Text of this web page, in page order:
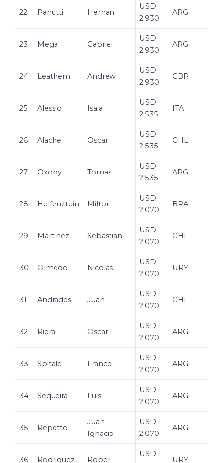
22 Panutti Hernan
USD
2.930
ARG
23 Mega Gabriel
USD
2.930
ARG
24 Leathem Andrew
USD
2.930
GBR
25 Alessio Isaia
USD
2.535
ITA
26 Alache Oscar
USD
2.535
CHL
27 Oxoby Tomas
USD
2.535
ARG
28 Helfenztein Milton
USD
2.070
BRA
29 Martinez Sebastian
USD
2.070
CHL
30 Olmedo Nicolas
USD
2.070
URY
31 Andrades Juan
USD
2.070
CHL
32 Riera Oscar
USD
2.070
ARG
33 Spitale Franco
USD
2.070
ARG
34 Sequeira Luis
USD
2.070
ARG
35 Repetto
Juan
Ignacio
USD
2.070
ARG
36 Rodriguez Rober
USD
URY